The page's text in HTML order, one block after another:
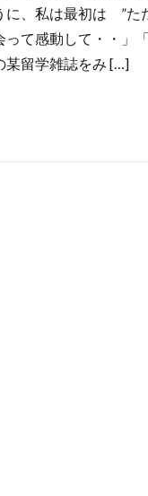
に、私は最初は ”
て感動して・・」
某留学雑誌をみ […]